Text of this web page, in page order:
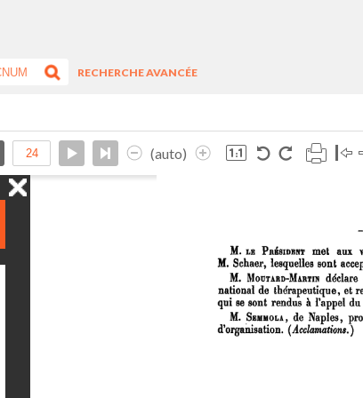
RECHERCHE AVANCÉE
(auto)